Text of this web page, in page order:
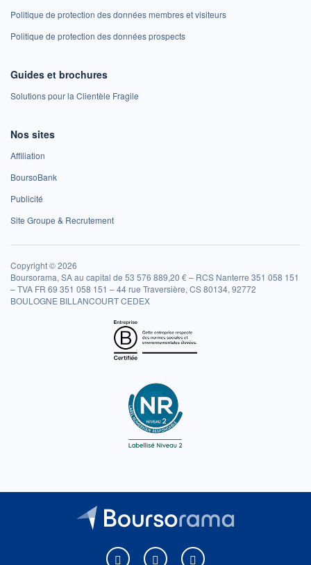
Politique de protection des données membres et visiteurs
Politique de protection des données prospects
Guides et brochures
Solutions pour la Clientèle Fragile
Nos sites
Affiliation
BoursoBank
Publicité
Site Groupe & Recrutement
Copyright © 2026
Boursorama, SA au capital de 53 576 889,20 € – RCS Nanterre 351 058 151
– TVA FR 69 351 058 151 – 44 rue Traversière, CS 80134, 92772
BOULOGNE BILLANCOURT CEDEX
Boursorama sur Facebook
Boursorama sur XBoursorama sur